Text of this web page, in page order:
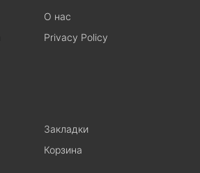
О нас
Privacy Policy
Закладки
Корзина